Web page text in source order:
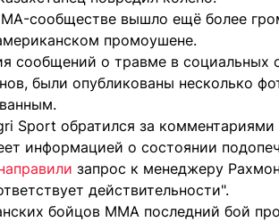
сообществе вышло ещё более
промоушене.
сообщений о травме в социальных
были опубликованы несколько
Sport обратился за
информацией о состоянии
запрос к менеджеру
действительности".
бойцов MMA последний бой